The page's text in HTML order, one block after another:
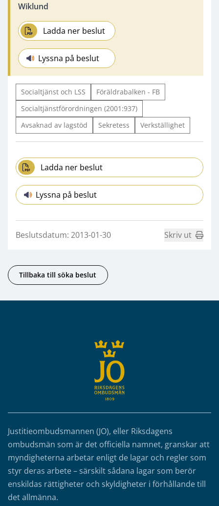
Wiklund
Ladda ner beslut
Lyssna på beslut
Socialtjänst och LSS
Föräldrabalken - FB
Socialtjänstförordningen (2001:937)
Avsaknad av lagstöd
Sekretess Verkställighet
Ladda ner beslut
Lyssna på beslut
Beslutsdatum: 2013-01-30 Skriv ut
Tillbaka till söka beslut
Justitieombudsmannen (JO), eller Riksdagens
ombudsmän som är det officiella namnet, granskar att
myndigheterna arbetar enligt de lagar och regler som
styr deras arbete – särskilt sådana lagar som berör
enskildas rättigheter och skyldigheter i förhållande till
det allmänna.